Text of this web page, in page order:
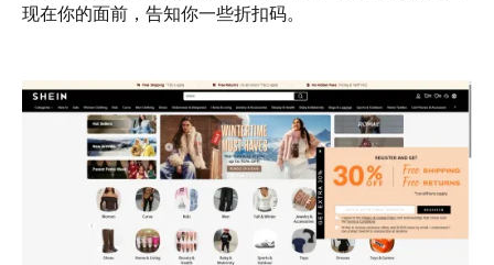
现在你的面前，告知你一些折扣码。